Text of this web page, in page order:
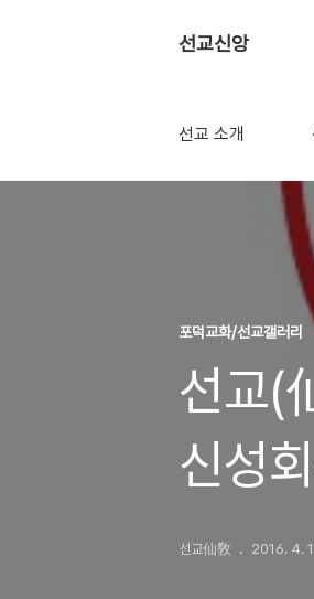
선교신앙
선교 소개
포덕교화/선교갤러리
선교(
신성
선교仙敎 2016. 4.